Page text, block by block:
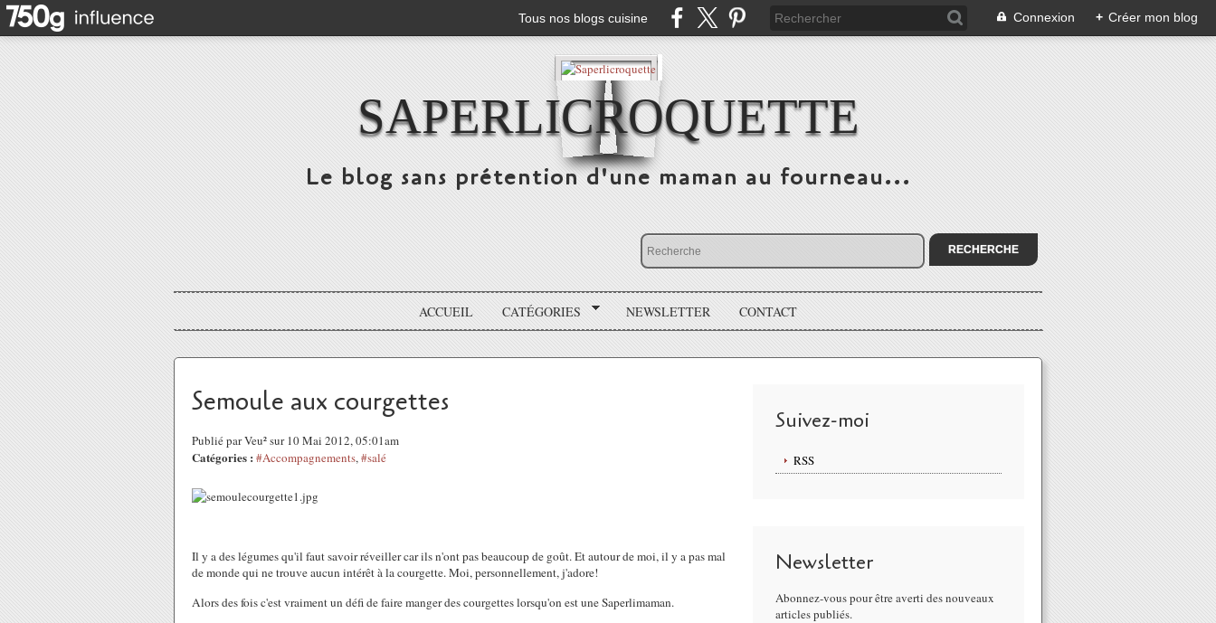
Tous nos blogs cuisine Connexion + Créer mon blog
SAPERLICROQUETTE
Le blog sans prétention d'une maman au fourneau...
ACCUEIL CATÉGORIES NEWSLETTER CONTACT
Semoule aux courgettes
Publié par Veu² sur 10 Mai 2012, 05:01am
Catégories : #Accompagnements,#salé
Il y a des légumes qu'il faut savoir réveiller car ils n'ont pas beaucoup de goût. Et autour de moi, il y a pas mal
de monde qui ne trouve aucun intérêt à la courgette. Moi, personnellement, j'adore!
Alors des fois c'est vraiment un défi de faire manger des courgettes lorsqu'on est une Saperlimaman.
Suivez-moi
RSS
Newsletter
Abonnez-vous pour être averti des nouveaux
articles publiés.